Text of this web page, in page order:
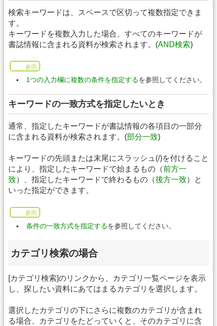
検索キーワードは、スペースで区切って複数指定できま
す。
キーワードを複数入力した場合、すべてのキーワードが
書誌情報に含まれる資料が検索されます。(AND検索)
参照
1つの入力欄に複数の条件を指定するを参照してください。
キーワードの一致方式を指定したいとき
通常、指定したキーワードが書誌情報の各項目の一部分
に含まれる資料が検索されます。(部分一致)
キーワードの先頭または末尾にスラッシュ(/)を付けること
により、指定したキーワードで始まるもの（前方一
致）、指定したキーワードで終わるもの（後方一致）と
いった指定ができます。
参照
条件の一致方式を指定するを参照してください。
カテゴリ検索の場合
[カテゴリ検索]のリンクから、カテゴリ一覧ページを表示
し、探したい資料にあてはまるカテゴリを選択します。
選択したカテゴリの下にさらに複数のカテゴリが含まれ
る場合、カテゴリをたどっていくと、そのカテゴリに含